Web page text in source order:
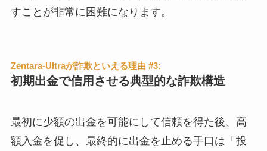
すことが非常に困難になります。
Zentara-Ultraが詐欺といえる理由 #3:
初期出金で信用させる典型的な詐欺構造
最初に少額の出金を可能にして信頼を得た後、高
額入金を促し、最終的に出金を止める手口は「投